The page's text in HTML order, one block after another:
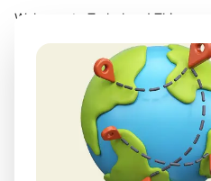
Welcome to Turbologo! This
Confirm